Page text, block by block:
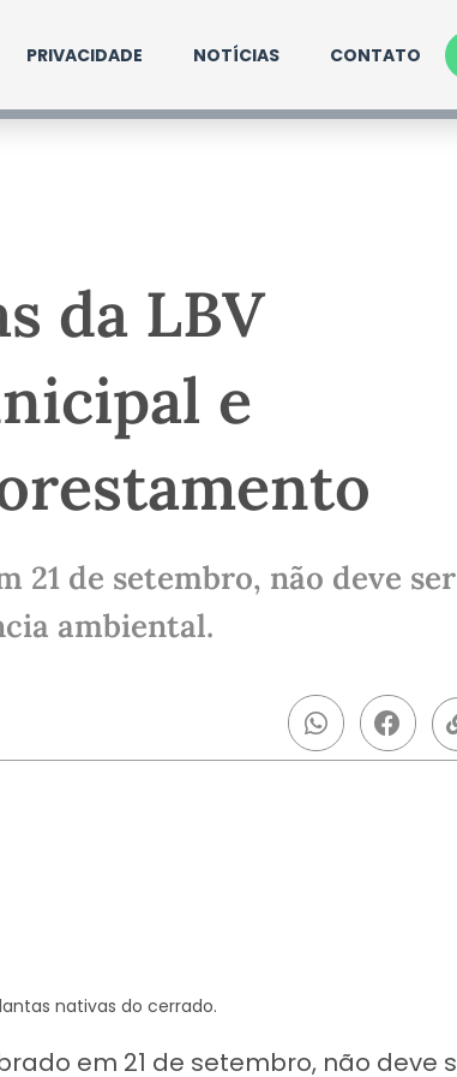
PRIVACIDADE NOTÍCIAS CONTATO
da LBV
e
21 de setembro, não deve ser
ambiental.
nativas do cerrado.
em 21 de setembro, não deve